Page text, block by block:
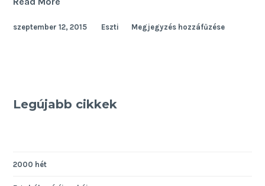
krimi
szeptember 12, 2015 Eszti Megjegyzés hozzáfűzése
Legújabb cikkek
2000 hét